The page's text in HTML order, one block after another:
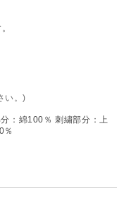
い。)
：綿100％ 刺繍部分：上
％